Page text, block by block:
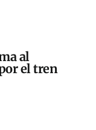
al
el tren